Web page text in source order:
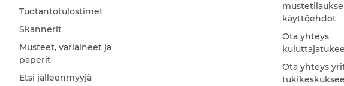
Tuotantotulostimet
Skannerit
Musteet, väriaineet ja
paperit
Etsi jälleenmyyjä
käyttöehdot
Ota yhteys
Ota yhteys